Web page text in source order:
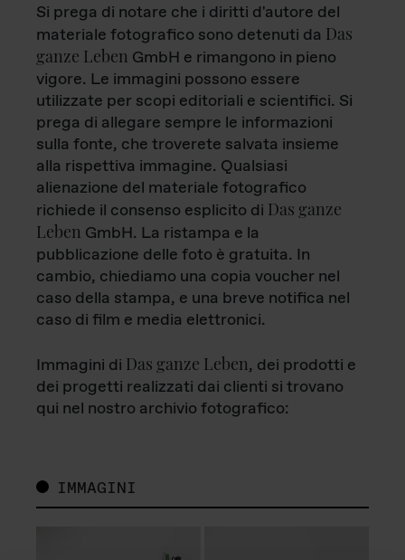
Si prega di notare che i diritti d'autore del
materiale fotografico sono detenuti da Das
ganze Leben GmbH e rimangono in pieno
vigore. Le immagini possono essere
utilizzate per scopi editoriali e scientifici. Si
prega di allegare sempre le informazioni
sulla fonte, che troverete salvata insieme
alla rispettiva immagine. Qualsiasi
alienazione del materiale fotografico
richiede il consenso esplicito di Das ganze
Leben GmbH. La ristampa e la
pubblicazione delle foto è gratuita. In
cambio, chiediamo una copia voucher nel
caso della stampa, e una breve notifica nel
caso di film e media elettronici.
Immagini di Das ganze Leben, dei prodotti e
dei progetti realizzati dai clienti si trovano
qui nel nostro archivio fotografico:
IMMAGINI